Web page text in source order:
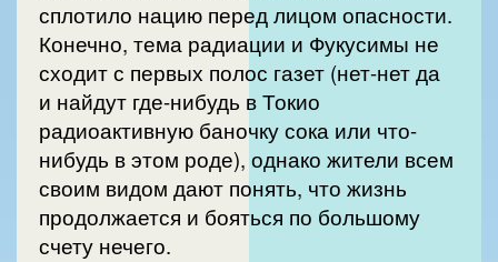
сплотило нацию перед лицом опасности.
Конечно, тема радиации и Фукусимы не
сходит с первых полос газет (нет-нет да
и найдут где-нибудь в Токио
радиоактивную баночку сока или что-
нибудь в этом роде), однако жители всем
своим видом дают понять, что жизнь
продолжается и бояться по большому
счету нечего.